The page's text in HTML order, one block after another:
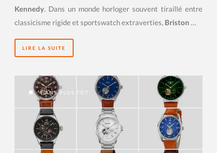
Kennedy. Dans un monde horloger souvent tiraillé entre
classicisme rigide et sportswatch extraverties, Briston …
LIRE LA SUITE
4 ANS PLUS TÔT